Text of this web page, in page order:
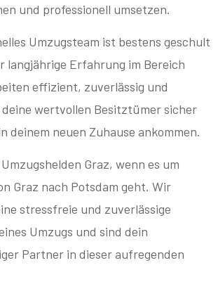
und professionell umsetzen.
Umzugsteam ist bestens geschult
langjährige Erfahrung im Bereich
effizient, zuverlässig und
wertvollen Besitztümer sicher
deinem neuen Zuhause ankommen.
Graz, wenn es um
Graz nach Potsdam geht. Wir
stressfreie und zuverlässige
Umzugs und sind dein
Partner in dieser aufregenden